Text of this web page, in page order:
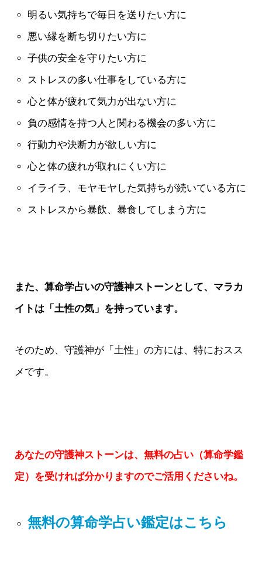
明るい気持ちで毎日を送りたい方に
悪い縁を断ち切りたい方に
子供の安全を守りたい方に
ストレスの多い仕事をしている方に
心と体が疲れて気力が出ない方に
負の感情を持つ人と関わる機会の多い方に
行動力や決断力が欲しい方に
心と体の疲れが取れにくい方に
イライラ、モヤモヤした気持ちが続いている方に
ストレスから暴飲、暴食してしまう方に
また、算命学占いの守護神ストーンとして、マラカ
イトは「土性の気」を持っています。
そのため、守護神が「土性」の方には、特におスス
メです。
あなたの守護神ストーンは、無料の占い（算命学鑑
定）を受ければ分かりますのでご活用くださいね。
無料の算命学占い鑑定はこちら